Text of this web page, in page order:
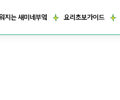
지는 새미네부엌 요리초보가이드